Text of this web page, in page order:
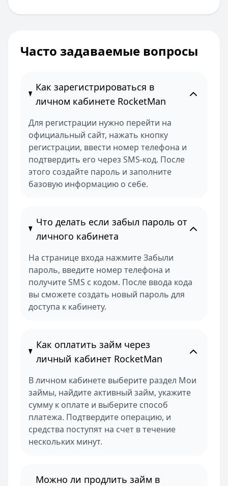
Часто задаваемые вопросы
Как зарегистрироваться в
личном кабинете RocketMan
Для регистрации нужно перейти на
официальный сайт, нажать кнопку
регистрации, ввести номер телефона и
подтвердить его через SMS-код. После
этого создайте пароль и заполните
базовую информацию о себе.
Что делать если забыл пароль от
личного кабинета
На странице входа нажмите Забыли
пароль, введите номер телефона и
получите SMS с кодом. После ввода кода
вы сможете создать новый пароль для
доступа к кабинету.
Как оплатить займ через
личный кабинет RocketMan
В личном кабинете выберите раздел Мои
займы, найдите активный займ, укажите
сумму к оплате и выберите способ
платежа. Подтвердите операцию, и
средства поступят на счет в течение
нескольких минут.
Можно ли продлить займ в